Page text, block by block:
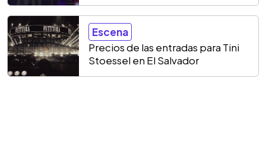
Escena
Precios de las entradas para Tini
Stoessel en El Salvador